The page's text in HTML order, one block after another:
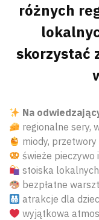
różnych
skorzystać
Na
regionalne sery,
miody,
świeże pieczywo
stoiska
bezpłatne
atrakcje dla
wyjątkowa